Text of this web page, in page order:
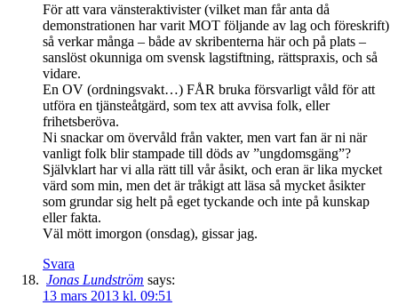
För att vara vänsteraktivister (vilket man får anta då
demonstrationen har varit MOT följande av lag och föreskrift)
så verkar många – både av skribenterna här och på plats –
sanslöst okunniga om svensk lagstiftning, rättspraxis, och så
vidare.
En OV (ordningsvakt…) FÅR bruka försvarligt våld för att
utföra en tjänsteåtgärd, som tex att avvisa folk, eller
frihetsberöva.
Ni snackar om övervåld från vakter, men vart fan är ni när
vanligt folk blir stampade till döds av ”ungdomsgäng”?
Självklart har vi alla rätt till vår åsikt, och eran är lika mycket
värd som min, men det är tråkigt att läsa så mycket åsikter
som grundar sig helt på eget tyckande och inte på kunskap
eller fakta.
Väl mött imorgon (onsdag), gissar jag.
Svara
Jonas Lundström says:
13 mars 2013 kl. 09:51